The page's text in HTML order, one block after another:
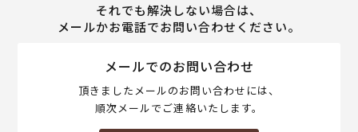
それでも解決しない場合は、
メールかお電話でお問い合わせください。
メールでのお問い合わせ
頂きましたメールのお問い合わせには、
順次メールでご連絡いたします。